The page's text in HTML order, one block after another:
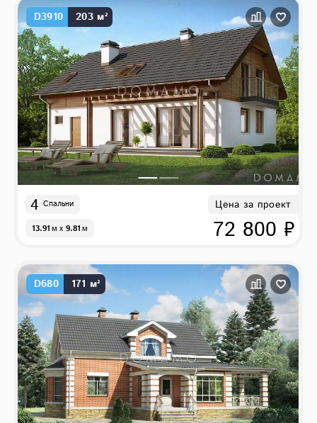
D3910 203 м²
4 Спальни
13.91м x 9.81м
Цена за проект
72 800 ₽
D680 171 м²